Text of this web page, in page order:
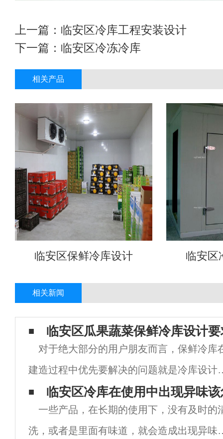
上一篇： 临安区冷库工程安装设计
下一篇： 临安区冷冻冷库
相关产品
临安区保鲜冷库设计 临安区
相关新闻
临安区瓜果蔬菜保鲜冷库设计
对于绝大部分的用户朋友而言，保鲜冷库
建造过程中优先要解决的问题就是冷库设计
建造规范，专业的临安区冷库建造设计，需
拥有强大的专业知识作为铺垫，只有这样，
可以确保冷库在建造完毕之后的实用性，经
临安区冷库在使用中出现异味
一些产品，在长期的使用下，没有及时的
洗，或者是里面有味道，就会造成出现异味